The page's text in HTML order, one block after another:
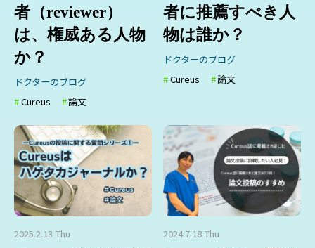
者（reviewer）
は、権威ある人物
か？
ドクターのブログ
Cureus
論文
者に推薦すべき人
物は誰か？
ドクターのブログ
Cureus
論文
2025.2.13 Thu 2024.7.18 Thu